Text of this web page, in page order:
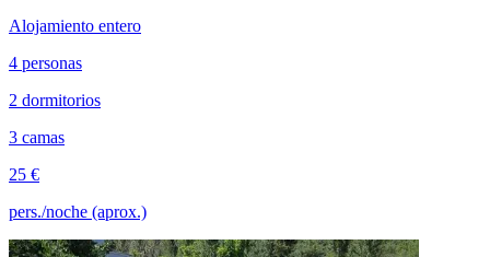
Alojamiento entero
4 personas
2 dormitorios
3 camas
25 €
pers./noche (aprox.)